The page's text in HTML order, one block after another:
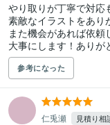
やり取りが丁寧で対応
素敵なイラストをあり
また機会があれば依頼
大事にします！ありが
参考になった
仁兎瀬 見積り相